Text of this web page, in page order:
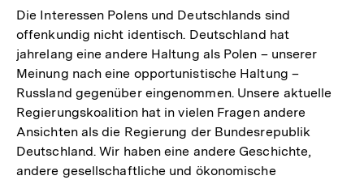
Die Interessen Polens und Deutschlands sind
offenkundig nicht identisch. Deutschland hat
jahrelang eine andere Haltung als Polen – unserer
Meinung nach eine opportunistische Haltung –
Russland gegenüber eingenommen. Unsere aktuelle
Regierungskoalition hat in vielen Fragen andere
Ansichten als die Regierung der Bundesrepublik
Deutschland. Wir haben eine andere Geschichte,
andere gesellschaftliche und ökonomische